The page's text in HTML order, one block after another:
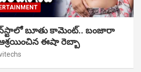
ఇన్‌స్టాలో బూతు కామెంట్.. బంజారా
ఈషా రెబ్బా